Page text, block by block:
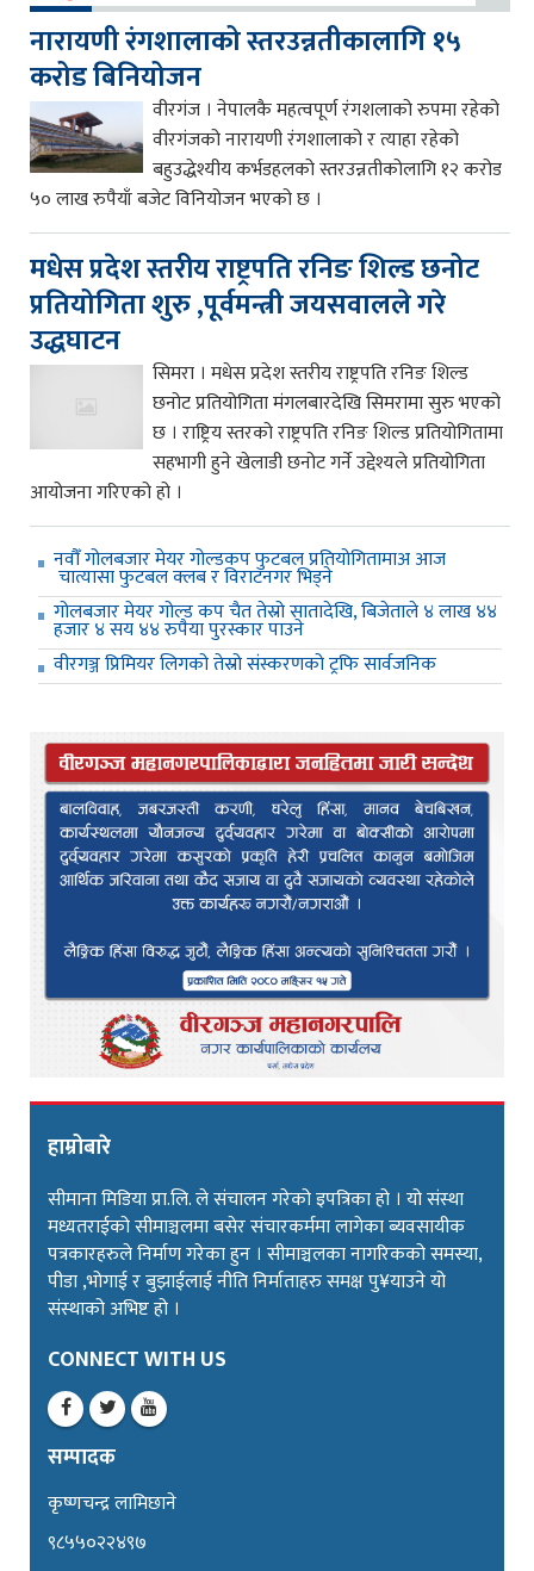
नारायणी रंगशालाको स्तरउन्नतीकालागि १५
करोड बिनियोजन
वीरगंज । नेपालकै महत्वपूर्ण रंगशलाको रुपमा रहेको
वीरगंजको नारायणी रंगशालाको र त्याहा रहेको
बहुउद्धेश्यीय कर्भडहलको स्तरउन्नतीकोलागि १२ करोड
५० लाख रुपैयाँ बजेट विनियोजन भएको छ ।
मधेस प्रदेश स्तरीय राष्ट्रपति रनिङ शिल्ड छनोट
प्रतियोगिता शुरु ,पूर्वमन्त्री जयसवालले गरे
उद्धघाटन
सिमरा । मधेस प्रदेश स्तरीय राष्ट्रपति रनिङ शिल्ड
छनोट प्रतियोगिता मंगलबारदेखि सिमरामा सुरु भएको
छ । राष्ट्रिय स्तरको राष्ट्रपति रनिङ शिल्ड प्रतियोगितामा
सहभागी हुने खेलाडी छनोट गर्ने उद्देश्यले प्रतियोगिता
आयोजना गरिएको हो ।
नवौँ गोलबजार मेयर गोल्डकप फुटबल प्रतियोगितामाअ आज
चात्यासा फुटबल क्लब र विराटनगर भिड्ने
गोलबजार मेयर गोल्ड कप चैत तेस्रो सातादेखि, बिजेताले ४ लाख ४४
हजार ४ सय ४४ रुपैया पुरस्कार पाउने
वीरगञ्ज प्रिमियर लिगको तेस्रो संस्करणको ट्रफि सार्वजनिक
हाम्रोबारे
सीमाना मिडिया प्रा.लि. ले संचालन गरेको इपत्रिका हो । यो संस्था
मध्यतराईको सीमाञ्चलमा बसेर संचारकर्ममा लागेका ब्यवसायीक
पत्रकारहरुले निर्माण गरेका हुन । सीमाञ्चलका नागरिकको समस्या,
पीडा ,भोगाई र बुझाईलाई नीति निर्माताहरु समक्ष पु¥याउने यो
संस्थाको अभिष्ट हो ।
CONNECT WITH US
सम्पादक
कृष्णचन्द्र लामिछाने
९८५५०२२४९७